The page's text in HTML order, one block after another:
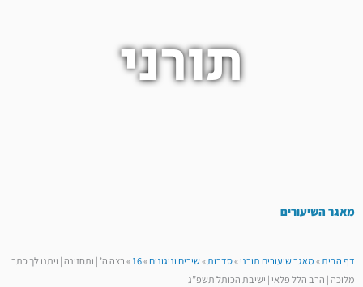
תורני
מאגר השיעורים
דף הבית»מאגר שיעורים תורני»סדרות»שירים וניגונים»
16
»רצה ה’ | ותחזינה | ויתנו לך כתר
מלוכה | הרב הלל פלאי | ישיבת הכותל תשפ”ג